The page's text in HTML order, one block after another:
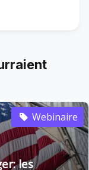
Webinaire
les